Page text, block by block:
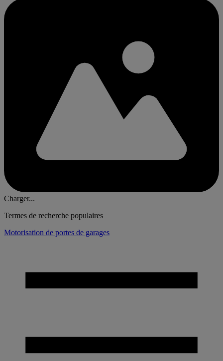
Charger...
Termes de recherche populaires
Motorisation de portes de garages